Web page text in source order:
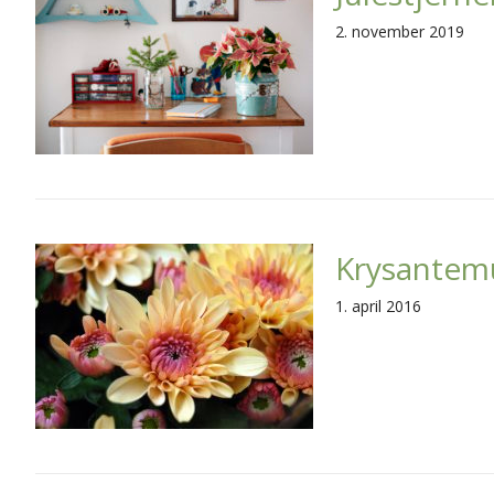
2. november 2019
1. april 2016